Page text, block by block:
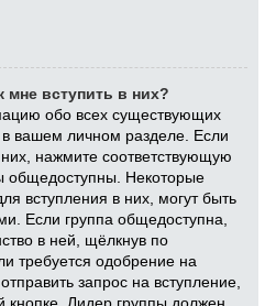
мне вступить в них?
обо всех существующих
вашем личном разделе. Если
них, нажмите соответствующую
общедоступны. Некоторые
вступления в них, могут быть
Если группа общедоступна,
в ней, щёлкнув по
требуется одобрение на
запрос на вступление,